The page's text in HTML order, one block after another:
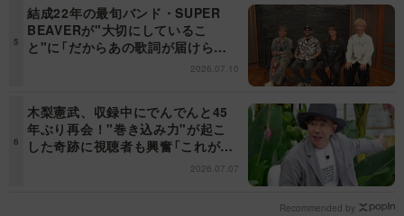
結成22年の最旬バンド・SUPER
BEAVERが"大切にしているこ
と"に「だからあの歌詞が届けられ
るんだ」共感の声＜日曜日の初耳学
2026.07.10
木梨憲武、収録中にでんでんと45
年ぶり再会！"巻き込み力"が起こ
した奇跡に視聴者も興奮「これがテ
レビの面白さだよね！」＜日曜日の
2026.07.07
Recommended by